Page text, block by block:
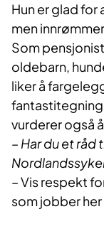
Hun er glad for
men
Som
oldebarn,
liker å
vurderer også
– Har du et råd
– Vis respekt
som jobber